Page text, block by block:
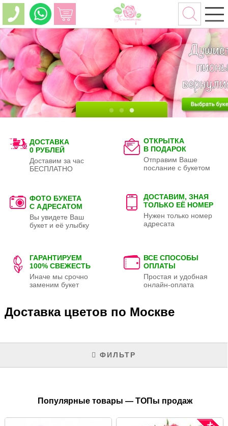
ДОСТАВКА
0 РУБЛЕЙ
Доставим за час
БЕСПЛАТНО
ОТКРЫТКА
В ПОДАРОК
Отправим Ваше
послание с букетом
ФОТО БУКЕТА
С АДРЕСАТОМ
Вы увидете Ваш
букет и её улыбку
ДОСТАВИМ, ЗНАЯ
ТОЛЬКО ЕЁ НОМЕР
Нужен только номер
адресата
ГАРАНТИРУЕМ
100% СВЕЖЕСТЬ
Иначе мы срочно
заменим букет
ВСЕ СПОСОБЫ
ОПЛАТЫ
Простая и удобная
онлайн-оплата
Доставка цветов по Москве
ФИЛЬТР
Популярные товары — ТОПы продаж